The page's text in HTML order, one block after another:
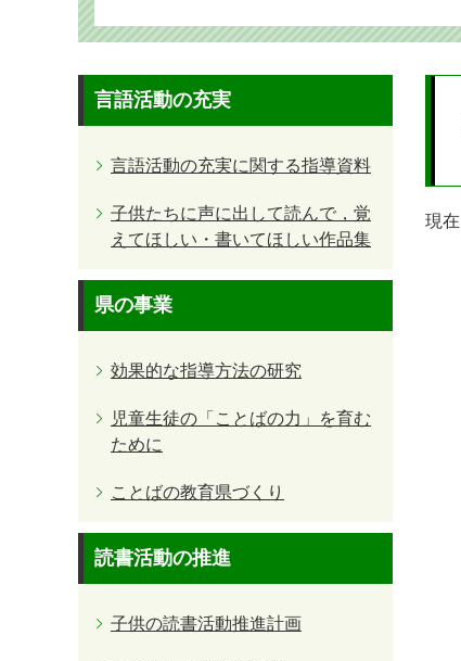
現
言語活動の充実
言語活動の充実に関する指導資料
子供たちに声に出して読んで，覚
えてほしい・書いてほしい作品集
県の事業
効果的な指導方法の研究
児童生徒の「ことばの力」を育む
ために
ことばの教育県づくり
読書活動の推進
子供の読書活動推進計画